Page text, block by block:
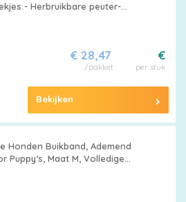
- Herbruikbare peuter-
- Ademende
€
per stuk
€ 28,47
/pakket
Bekijken
Honden Buikband, Ademend
Puppy’s, Maat M, Volledige
voor Dagelijks Gebruik en